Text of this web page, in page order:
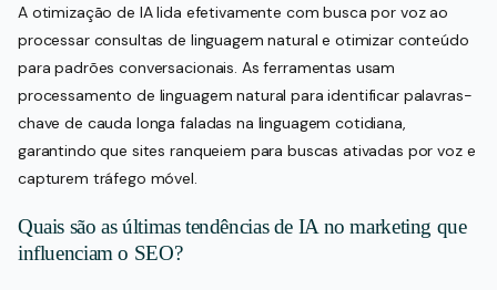
A otimização de IA lida efetivamente com busca por voz ao
processar consultas de linguagem natural e otimizar conteúdo
para padrões conversacionais. As ferramentas usam
processamento de linguagem natural para identificar palavras-
chave de cauda longa faladas na linguagem cotidiana,
garantindo que sites ranqueiem para buscas ativadas por voz e
capturem tráfego móvel.
Quais são as últimas tendências de IA no marketing que
influenciam o SEO?